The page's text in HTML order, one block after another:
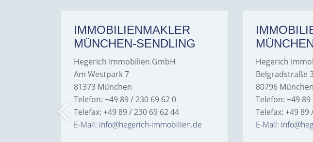
IMMOBILIENMAKLER
MÜNCHEN-SENDLING
Hegerich Immobilien GmbH
Am Westpark 7
81373 München
Telefon: +49 89 / 230 69 62 0
Telefax: +49 89 / 230 69 62 44
E-Mail: info@hegerich-immobilien.de
Hegerich
Belgradstraße
80796 München
Telefon: +49
Telefax: +49 89
E-Mail: